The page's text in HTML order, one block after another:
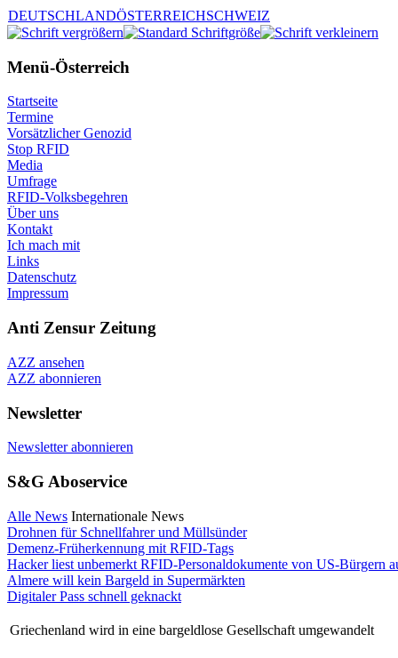
DEUTSCHLANDÖSTERREICHSCHWEIZ
Menü-Österreich
Startseite
Termine
Vorsätzlicher Genozid
Stop RFID
Media
Umfrage
RFID-Volksbegehren
Über uns
Kontakt
Ich mach mit
Links
Datenschutz
Impressum
Anti Zensur Zeitung
AZZ ansehen
AZZ abonnieren
Newsletter
Newsletter abonnieren
S&G Aboservice
Alle News Internationale News
Drohnen für Schnellfahrer und Müllsünder
Demenz-Früherkennung mit RFID-Tags
Hacker liest unbemerkt RFID-Personaldokumente von US-Bürgern
Almere will kein Bargeld in Supermärkten
Digitaler Pass schnell geknackt
Griechenland wird in eine bargeldlose Gesellschaft umgewandelt